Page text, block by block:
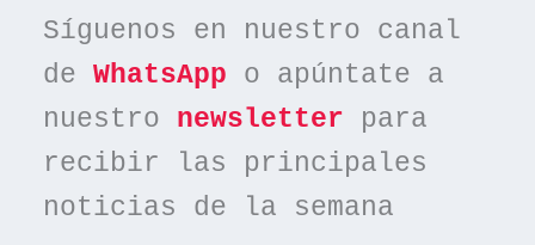
Síguenos en nuestro canal
de WhatsApp o apúntate a
nuestro newsletter para
recibir las principales
noticias de la semana